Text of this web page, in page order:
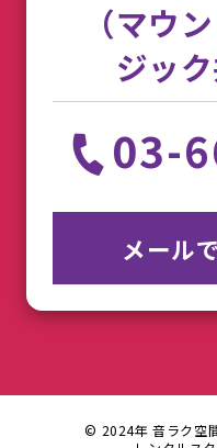
（マウ
ジック
03-
メール
© 2024年 音ラク空